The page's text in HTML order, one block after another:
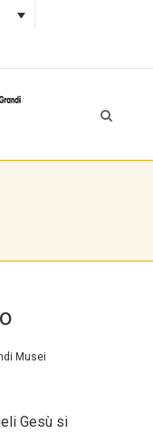
Musei
Gesù si